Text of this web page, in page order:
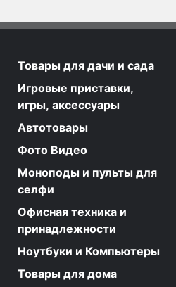
Товары для дачи и сада
Игровые приставки,
игры, аксессуары
Автотовары
Фото Видео
Моноподы и пульты для
селфи
Офисная техника и
принадлежности
Ноутбуки и Компьютеры
Товары для дома